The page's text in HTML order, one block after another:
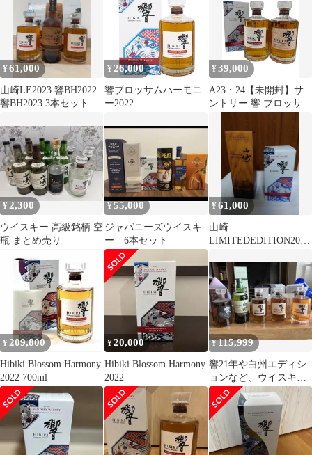
700ml 箱付 未開栓
¥61,000
山崎LE2023 響BH2022
響BH2023 3本セット
¥ 26,000
響ブロッサムハーモニ
ー2022
¥39,000
A23・24【未開封】サ
ントリー 響 ブロッサム
ンダーズチョイス
¥ 2,300
ウイスキー 高級銘柄 空
瓶 まとめ売り
¥55,000
ジャパニーズウイスキ
ー 6本セット
¥61,000
山崎
LIMITEDEDITION2022
BLOSSOMHARMONY2
022
¥ 209,800
Hibiki Blossom Harmony
2022 700ml
¥20,000
Hibiki Blossom Harmony
2022
¥115,999
響21年や白州エディシ
ョンなど、ウイスキー5
種類をまとめて売れま
す、全部箱付き